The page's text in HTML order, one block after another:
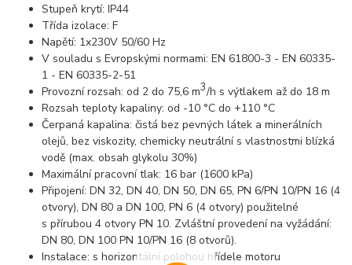
Stupeň krytí: IP44
Třída izolace: F
Napětí: 1x230V 50/60 Hz
V souladu s Evropskými normami: EN 61800-3 - EN 60335-
1 - EN 60335-2-51
Provozní rozsah: od 2 do 75,6 m3/h s výtlakem až do 18 m
Rozsah teploty kapaliny: od -10 °C do +110 °C
Čerpaná kapalina: čistá bez pevných látek a minerálních
olejů, bez viskozity, chemicky neutrální s vlastnostmi blízká
vodě (max. obsah glykolu 30%)
Maximální pracovní tlak: 16 bar (1600 kPa)
Připojení: DN 32, DN 40, DN 50, DN 65, PN 6/PN 10/PN 16 (4
otvory), DN 80 a DN 100, PN 6 (4 otvory) použitelné
s přírubou 4 otvory PN 10. Zvláštní provedení na vyžádání:
DN 80, DN 100 PN 10/PN 16 (8 otvorů).
Instalace: s horizontální polohou hřídele motoru